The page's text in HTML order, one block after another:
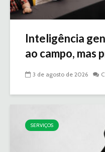
Inteligência
ao campo, mas
3 de agosto de 2026
SERVIÇOS